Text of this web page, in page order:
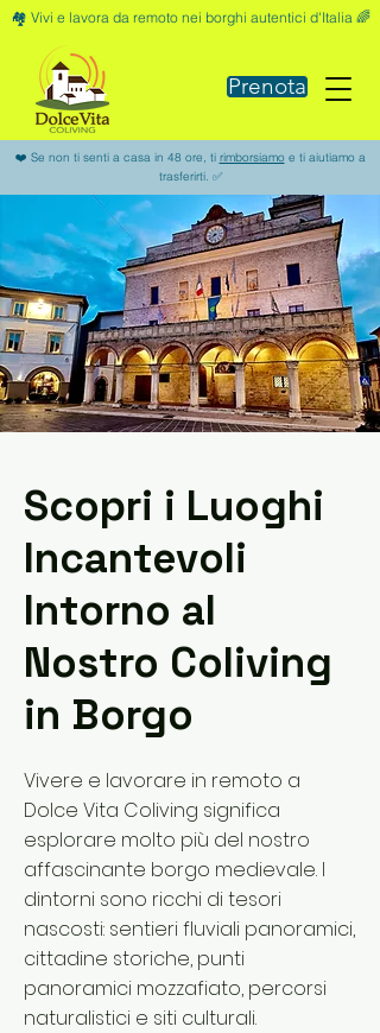
🏘️ Vivi e lavora da remoto nei borghi autentici d'Italia 🌈
Prenota
❤️ Se non ti senti a casa in 48 ore, ti rimborsiamoe ti aiutiamo a
trasferirti. ✅
Scopri i Luoghi
Incantevoli
Intorno al
Nostro Coliving
in Borgo
Vivere e lavorare in remoto a
Dolce Vita Coliving significa
esplorare molto più del nostro
affascinante borgo medievale. I
dintorni sono ricchi di tesori
nascosti: sentieri fluviali panoramici,
cittadine storiche, punti
panoramici mozzafiato, percorsi
naturalistici e siti culturali.